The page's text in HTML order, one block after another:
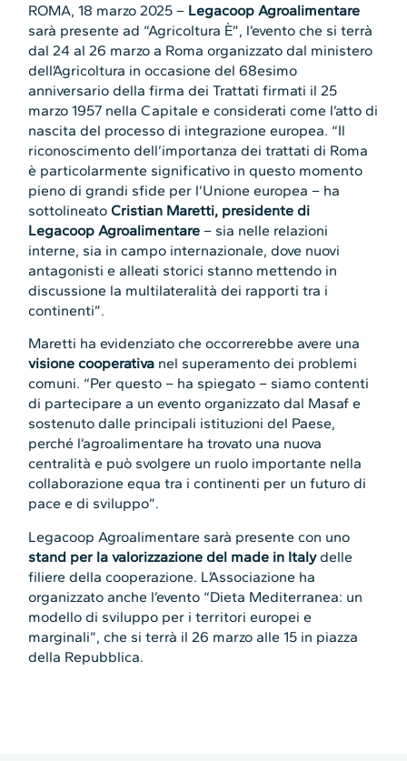
ROMA, 18 marzo 2025 – Legacoop Agroalimentare
sarà presente ad “Agricoltura È”, l’evento che si terrà
dal 24 al 26 marzo a Roma organizzato dal ministero
dell’Agricoltura in occasione del 68esimo
anniversario della firma dei Trattati firmati il 25
marzo 1957 nella Capitale e considerati come l’atto di
nascita del processo di integrazione europea. “Il
riconoscimento dell’importanza dei trattati di Roma
è particolarmente significativo in questo momento
pieno di grandi sfide per l’Unione europea – ha
sottolineatoCristian Maretti, presidente di
Legacoop Agroalimentare – sia nelle relazioni
interne, sia in campo internazionale, dove nuovi
antagonisti e alleati storici stanno mettendo in
discussione la multilateralità dei rapporti tra i
continenti”.
Maretti ha evidenziato che occorrerebbe avere una
visione cooperativa nel superamento dei problemi
comuni. “Per questo – ha spiegato – siamo contenti
di partecipare a un evento organizzato dal Masaf e
sostenuto dalle principali istituzioni del Paese,
perché l’agroalimentare ha trovato una nuova
centralità e può svolgere un ruolo importante nella
collaborazione equa tra i continenti per un futuro di
pace e di sviluppo”.
Legacoop Agroalimentare sarà presente con uno
stand per la valorizzazione del made in Italydelle
filiere della cooperazione. L’Associazione ha
organizzato anche l’evento “Dieta Mediterranea: un
modello di sviluppo per i territori europei e
marginali”, che si terrà il 26 marzo alle 15 in piazza
della Repubblica.